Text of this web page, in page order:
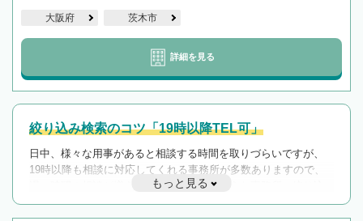
大阪府 茨木市
詳細を見る
絞り込み検索のコツ「19時以降TEL可」
日中、様々な用事があると相談する時間を取りづらいですが、
19時以降も相談に対応してくれる事務所が多数ありますので、
遅い時間の相談が増えそうな場合はそのような事務所に絞り込
んで検索してみましょう。
もっと見る